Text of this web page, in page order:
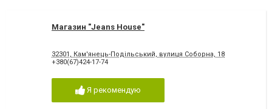
Магазин "Jeans House"
32301, Кам'янець-Подільський, вулиця Соборна, 18
+380(67)424-17-74
Я рекомендую